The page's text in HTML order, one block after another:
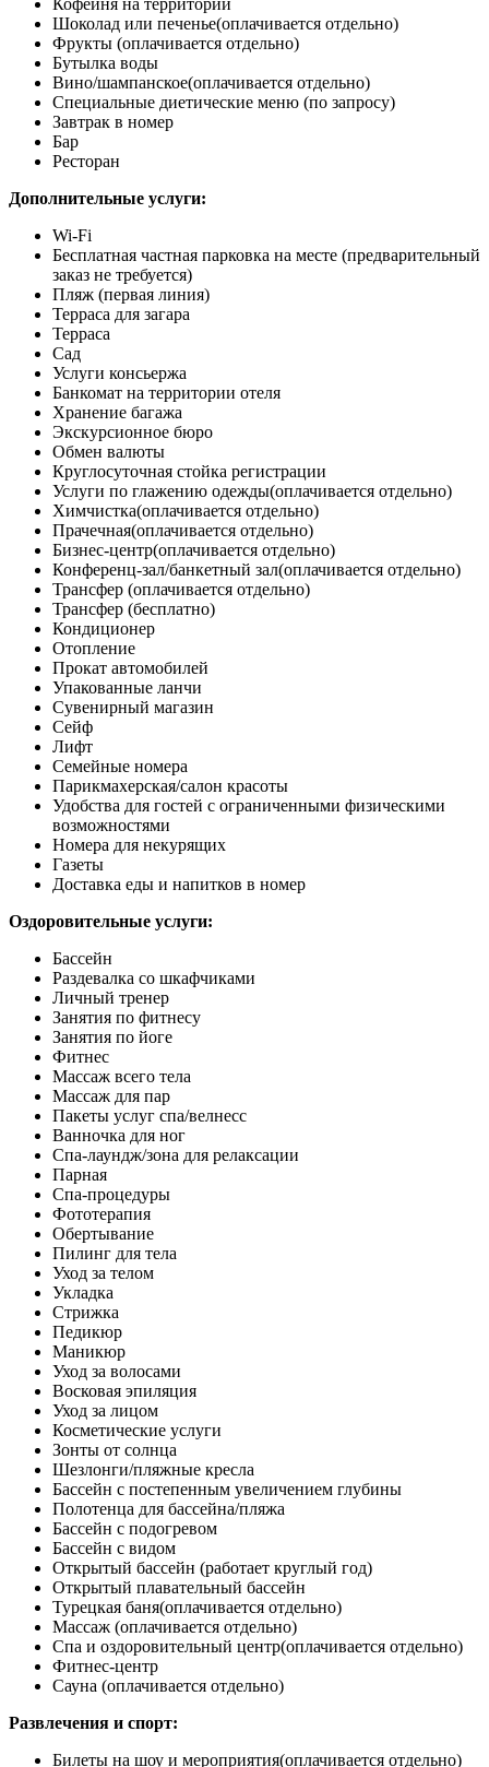
Шоколад или печенье(оплачивается отдельно)
Фрукты (оплачивается отдельно)
Бутылка воды
Вино/шампанское(оплачивается отдельно)
Специальные диетические меню (по запросу)
Завтрак в номер
Бар
Ресторан
Дополнительные услуги:
Wi-Fi
Бесплатная частная парковка на месте (предварительный
заказ не требуется)
Пляж (первая линия)
Терраса для загара
Терраса
Сад
Услуги консьержа
Банкомат на территории отеля
Хранение багажа
Экскурсионное бюро
Обмен валюты
Круглосуточная стойка регистрации
Услуги по глажению одежды(оплачивается отдельно)
Химчистка(оплачивается отдельно)
Прачечная(оплачивается отдельно)
Бизнес-центр(оплачивается отдельно)
Конференц-зал/банкетный зал(оплачивается отдельно)
Трансфер (оплачивается отдельно)
Трансфер (бесплатно)
Кондиционер
Отопление
Прокат автомобилей
Упакованные ланчи
Сувенирный магазин
Сейф
Лифт
Семейные номера
Парикмахерская/салон красоты
Удобства для гостей с ограниченными физическими
возможностями
Номера для некурящих
Газеты
Доставка еды и напитков в номер
Оздоровительные услуги:
Бассейн
Раздевалка со шкафчиками
Личный тренер
Занятия по фитнесу
Занятия по йоге
Фитнес
Массаж всего тела
Массаж для пар
Пакеты услуг спа/велнесс
Ванночка для ног
Спа-лаундж/зона для релаксации
Парная
Спа-процедуры
Фототерапия
Обертывание
Пилинг для тела
Уход за телом
Укладка
Стрижка
Педикюр
Маникюр
Уход за волосами
Восковая эпиляция
Уход за лицом
Косметические услуги
Зонты от солнца
Шезлонги/пляжные кресла
Бассейн с постепенным увеличением глубины
Полотенца для бассейна/пляжа
Бассейн с подогревом
Бассейн с видом
Открытый бассейн (работает круглый год)
Открытый плавательный бассейн
Турецкая баня(оплачивается отдельно)
Массаж (оплачивается отдельно)
Спа и оздоровительный центр(оплачивается отдельно)
Фитнес-центр
Сауна (оплачивается отдельно)
Развлечения и спорт:
Билеты на шоу и мероприятия(оплачивается отдельно)